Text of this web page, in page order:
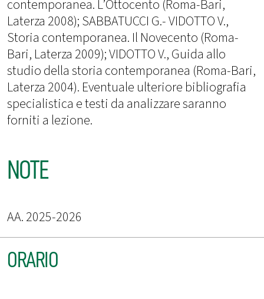
contemporanea. L’Ottocento (Roma-Bari,
Laterza 2008); SABBATUCCI G.- VIDOTTO V.,
Storia contemporanea. Il Novecento (Roma-
Bari, Laterza 2009); VIDOTTO V., Guida allo
studio della storia contemporanea (Roma-Bari,
Laterza 2004). Eventuale ulteriore bibliografia
specialistica e testi da analizzare saranno
forniti a lezione.
NOTE
AA. 2025-2026
ORARIO